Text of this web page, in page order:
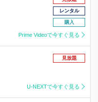
レンタル
購入
Prime Videoで今すぐ見る
見放題
U-NEXTで今すぐ見る